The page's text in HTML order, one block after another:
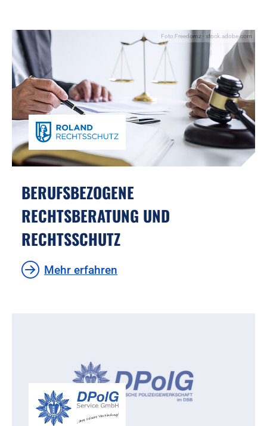
Foto:Freedomz - stock.adobe.com
BERUFSBEZOGENE
RECHTSBERATUNG UND
RECHTSSCHUTZ
Mehr erfahren